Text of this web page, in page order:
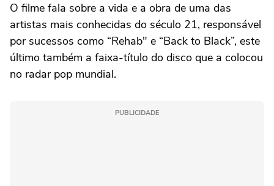
O filme fala sobre a vida e a obra de uma das
artistas mais conhecidas do século 21, responsável
por sucessos como “Rehab" e “Back to Black”, este
último também a faixa-título do disco que a colocou
no radar pop mundial.
PUBLICIDADE